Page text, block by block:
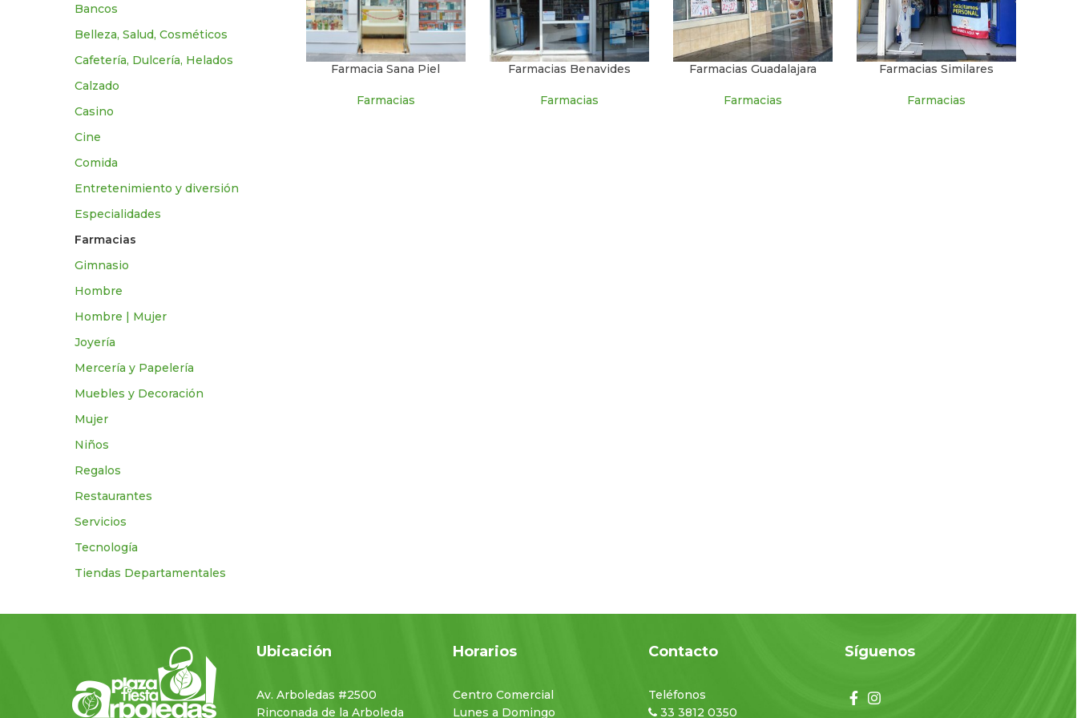
Bancos
Belleza, Salud, Cosméticos
Cafetería, Dulcería, Helados
Calzado
Casino
Cine
Comida
Entretenimiento y diversión
Especialidades
Farmacias
Gimnasio
Hombre
Hombre | Mujer
Joyería
Mercería y Papelería
Muebles y Decoración
Mujer
Niños
Regalos
Restaurantes
Servicios
Tecnologí­a
Tiendas Departamentales
Farmacia Sana Piel
Farmacias
Farmacias Benavides
Farmacias
Farmacias Guadalajara
Farmacias
Farmacias Similares
Farmacias
Ubicación
Av. Arboledas #2500
Rinconada de la Arboleda
Horarios
Centro Comercial
Lunes a Domingo
Contacto
Teléfonos
33 3812 0350
Síguenos